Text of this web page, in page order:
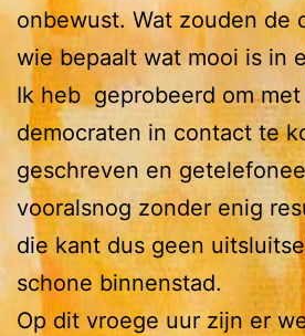
onbewust. Wat zouden de
wie bepaalt wat mooi is in
Ik heb geprobeerd om
democraten in contact te
geschreven en
vooralsnog zonder enig
die kant dus geen
schone binnenstad.
Op dit vroege uur zijn er